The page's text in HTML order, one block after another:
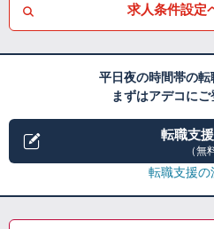
求人条件設定
平日夜の時間帯の転
まずはアデコに
転職支
（無
転職支援の